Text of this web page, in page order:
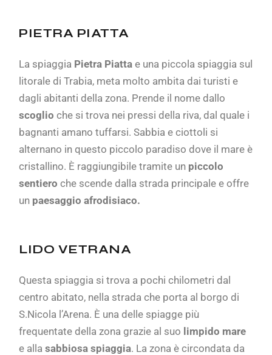
PIETRA PIATTA
La spiaggia Pietra Piatta e una piccola spiaggia sul
litorale di Trabia, meta molto ambita dai turisti e
dagli abitanti della zona. Prende il nome dallo
scoglio che si trova nei pressi della riva, dal quale i
bagnanti amano tuffarsi. Sabbia e ciottoli si
alternano in questo piccolo paradiso dove il mare è
cristallino. È raggiungibile tramite un piccolo
sentiero che scende dalla strada principale e offre
un paesaggio afrodisiaco.
LIDO VETRANA
Questa spiaggia si trova a pochi chilometri dal
centro abitato, nella strada che porta al borgo di
S.Nicola l’Arena. È una delle spiagge più
frequentate della zona grazie al suo limpido mare
e allasabbiosa spiaggia. La zona è circondata da